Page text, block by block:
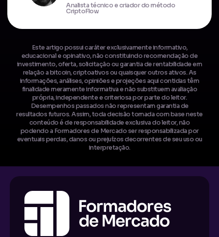
Analista técnico e criador do método
CriptoFlow
Este artigo possui caráter exclusivamente informativo,
educacional e opinativo, não constituindo recomendação de
investimento, oferta, solicitação ou garantia de rentabilidade em
relação a bitcoin, criptoativos ou quaisquer outros ativos. As
informações, análises, opiniões e projeções aqui contidas têm
finalidade meramente informativa e não substituem avaliação
própria, independente e criteriosa por parte do leitor.
Desempenhos passados não representam garantia de
resultados futuros. Assim, toda decisão tomada com base neste
conteúdo é de responsabilidade exclusiva do leitor, não
podendo a Formadores de Mercado ser responsabilizada por
eventuais perdas, danos ou prejuízos decorrentes de seu uso ou
interpretação.